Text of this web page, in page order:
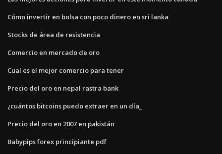
Cómo invertir en bolsa con poco dinero en sri lanka
Stocks de área de resistencia
Comercio en mercado de oro
Cual es el mejor comercio para tener
Precio del oro en nepal rastra bank
¿cuántos bitcoins puedo extraer en un día_
Precio del oro en 2007 en pakistán
Babypips forex principiante pdf